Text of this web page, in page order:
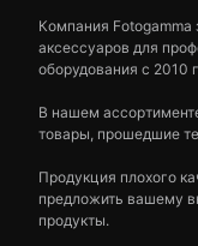
Компания Fotogamma
аксессуаров для
оборудования с 2010
В нашем
товары, прошедшие
Продукция плохого
предложить вашему
продукты.